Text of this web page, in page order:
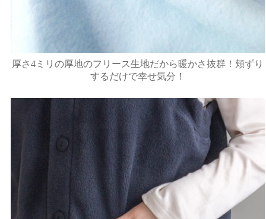
厚さ4ミリの厚地のフリース生地だから暖かさ抜群！頬ずり
するだけで幸せ気分！